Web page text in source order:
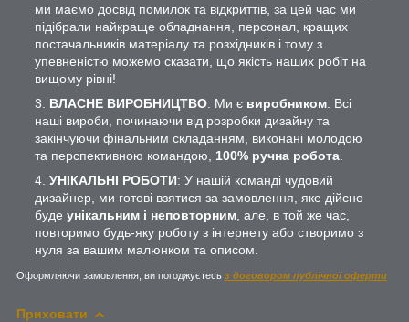
ми маємо досвід помилок та відкриттів, за цей час ми
підібрали найкраще обладнання, персонал, кращих
постачальників матеріалу та розхідників і тому з
упевненістю можемо сказати, що якість наших робіт на
вищому рівні!
ВЛАСНЕ ВИРОБНИЦТВО: Ми є виробником . Всі
наші вироби, починаючи від розробки дизайну та
закінчуючи фінальним складанням, виконані молодою
та перспективною командою, 100% ручна робота
УНІКАЛЬНІ РОБОТИ: У нашій команді чудовий
дизайнер, ми готові взятися за замовлення, яке дійсно
буде унікальним і неповторним , але, в той же час,
повторимо будь-яку роботу з інтернету або створимо з
нуля за вашим малюнком та описом.
Оформляючи замовлення, ви погоджуєтесь з договором публічної оферти
Приховати